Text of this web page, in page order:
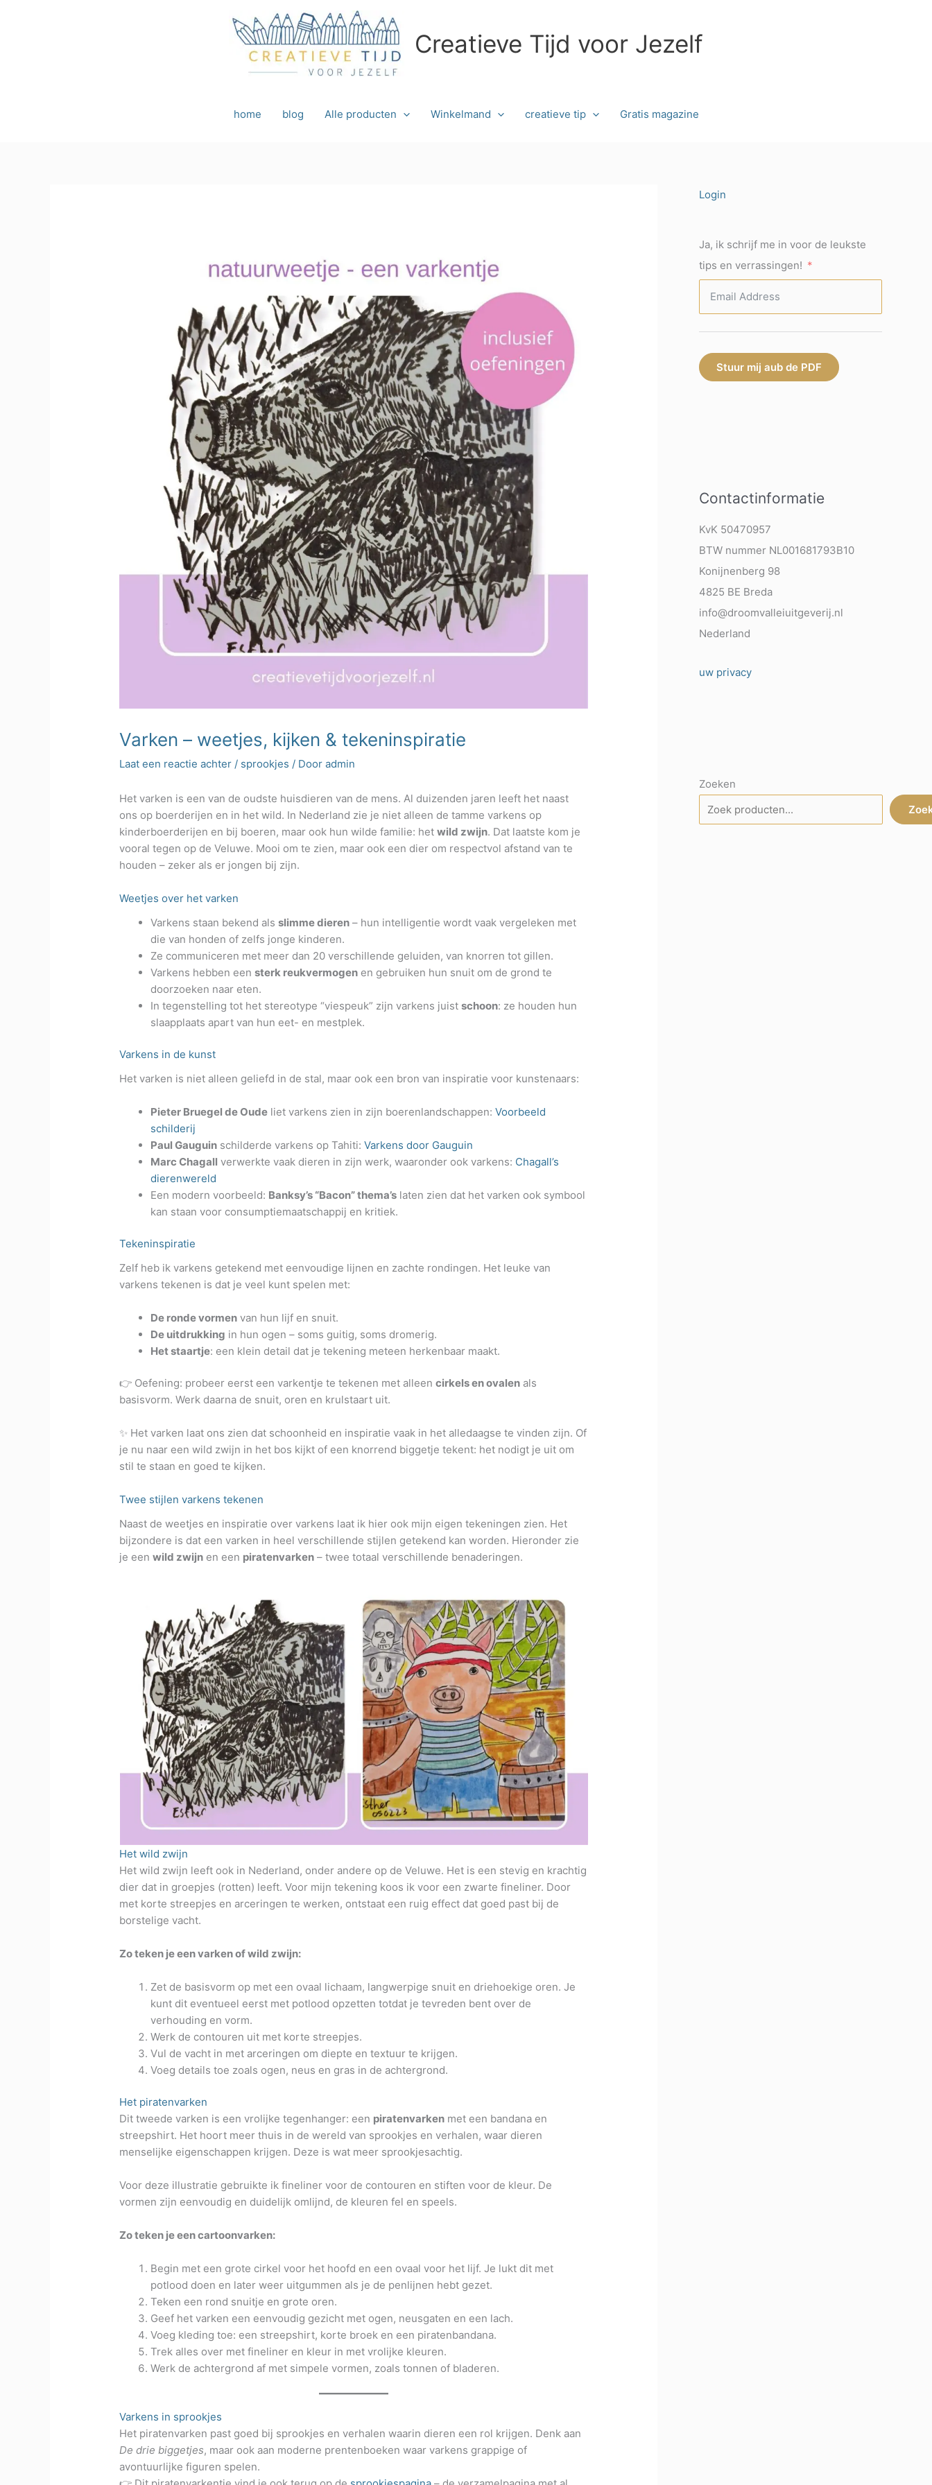
Creatieve Tijd voor Jezelf
home blog Alle producten Winkelmand creatieve tip Gratis magazine
Varken – weetjes, kijken & tekeninspiratie
Laat een reactie achter / sprookjes / Dooradmin
Het varken is een van de oudste huisdieren van de mens. Al duizenden jaren leeft het naast
ons op boerderijen en in het wild. In Nederland zie je niet alleen de tamme varkens op
kinderboerderijen en bij boeren, maar ook hun wilde familie: hetwild zwijn. Dat laatste kom je
vooral tegen op de Veluwe. Mooi om te zien, maar ook een dier om respectvol afstand van te
houden – zeker als er jongen bij zijn.
Weetjes over het varken
Varkens staan bekend alsslimme dieren – hun intelligentie wordt vaak vergeleken met
die van honden of zelfs jonge kinderen.
Ze communiceren met meer dan 20 verschillende geluiden, van knorren tot gillen.
Varkens hebben eensterk reukvermogen en gebruiken hun snuit om de grond te
doorzoeken naar eten.
In tegenstelling tot het stereotype “viespeuk” zijn varkens juistschoon: ze houden hun
slaapplaats apart van hun eet- en mestplek.
Varkens in de kunst
Het varken is niet alleen geliefd in de stal, maar ook een bron van inspiratie voor kunstenaars:
Pieter Bruegel de Oude liet varkens zien in zijn boerenlandschappen:Voorbeeld
schilderij
Paul Gauguin schilderde varkens op Tahiti:Varkens door Gauguin
Marc Chagall verwerkte vaak dieren in zijn werk, waaronder ook varkens: Chagall’s
dierenwereld
Een modern voorbeeld: Banksy’s “Bacon” thema’s laten zien dat het varken ook symbool
kan staan voor consumptiemaatschappij en kritiek.
Tekeninspiratie
Zelf heb ik varkens getekend met eenvoudige lijnen en zachte rondingen. Het leuke van
varkens tekenen is dat je veel kunt spelen met:
De ronde vormen van hun lijf en snuit.
De uitdrukking in hun ogen – soms guitig, soms dromerig.
Het staartje: een klein detail dat je tekening meteen herkenbaar maakt.
👉 Oefening: probeer eerst een varkentje te tekenen met alleencirkels en ovalen als
basisvorm. Werk daarna de snuit, oren en krulstaart uit.
✨ Het varken laat ons zien dat schoonheid en inspiratie vaak in het alledaagse te vinden zijn. Of
je nu naar een wild zwijn in het bos kijkt of een knorrend biggetje tekent: het nodigt je uit om
stil te staan en goed te kijken.
Twee stijlen varkens tekenen
Naast de weetjes en inspiratie over varkens laat ik hier ook mijn eigen tekeningen zien. Het
bijzondere is dat een varken in heel verschillende stijlen getekend kan worden. Hieronder zie
je eenwild zwijn en een piratenvarken – twee totaal verschillende benaderingen.
Het wild zwijn
Het wild zwijn leeft ook in Nederland, onder andere op de Veluwe. Het is een stevig en krachtig
dier dat in groepjes (rotten) leeft. Voor mijn tekening koos ik voor een zwarte fineliner. Door
met korte streepjes en arceringen te werken, ontstaat een ruig effect dat goed past bij de
borstelige vacht.
Zo teken je een varken of wild zwijn:
Zet de basisvorm op met een ovaal lichaam, langwerpige snuit en driehoekige oren. Je
kunt dit eventueel eerst met potlood opzetten totdat je tevreden bent over de
verhouding en vorm.
Werk de contouren uit met korte streepjes.
Vul de vacht in met arceringen om diepte en textuur te krijgen.
Voeg details toe zoals ogen, neus en gras in de achtergrond.
Het piratenvarken
Dit tweede varken is een vrolijke tegenhanger: een piratenvarken met een bandana en
streepshirt. Het hoort meer thuis in de wereld van sprookjes en verhalen, waar dieren
menselijke eigenschappen krijgen. Deze is wat meer sprookjesachtig.
Voor deze illustratie gebruikte ik fineliner voor de contouren en stiften voor de kleur. De
vormen zijn eenvoudig en duidelijk omlijnd, de kleuren fel en speels.
Zo teken je een cartoonvarken:
Begin met een grote cirkel voor het hoofd en een ovaal voor het lijf. Je lukt dit met
potlood doen en later weer uitgummen als je de penlijnen hebt gezet.
Teken een rond snuitje en grote oren.
Geef het varken een eenvoudig gezicht met ogen, neusgaten en een lach.
Voeg kleding toe: een streepshirt, korte broek en een piratenbandana.
Trek alles over met fineliner en kleur in met vrolijke kleuren.
Werk de achtergrond af met simpele vormen, zoals tonnen of bladeren.
Varkens in sprookjes
Het piratenvarken past goed bij sprookjes en verhalen waarin dieren een rol krijgen. Denk aan
De drie biggetjes, maar ook aan moderne prentenboeken waar varkens grappige of
avontuurlijke figuren spelen.
Login
Ja, ik schrijf me in voor de leukste
tips en verrassingen!
Stuur mij aub de PDF
Contactinformatie
KvK 50470957
BTW nummer NL001681793B10
Konijnenberg 98
4825 BE Breda
info@droomvalleiuitgeverij.nl
Nederland
uw privacy
Zoeken